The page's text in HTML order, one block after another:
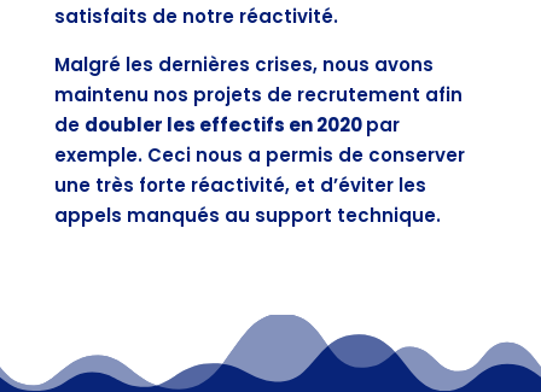
satisfaits de notre réactivité.
Malgré les dernières crises, nous avons
maintenu nos projets de recrutement afin
de doubler les effectifs en 2020par
exemple. Ceci nous a permis de conserver
une très forte réactivité, et d’éviter les
appels manqués au support technique.